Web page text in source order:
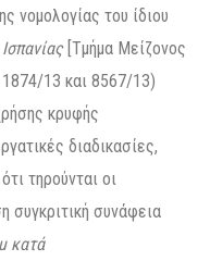
νομολογίας του ίδιου
[Τμήμα Μείζονος
13 και 8567/13)
κρυφής
διαδικασίες,
τηρούνται οι
συγκριτική συνάφεια
κατά